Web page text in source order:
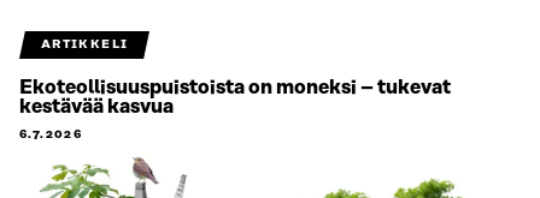
ARTIKKELI
Ekoteollisuuspuistoista on moneksi – tukevat
kestävää kasvua
6.7.2026